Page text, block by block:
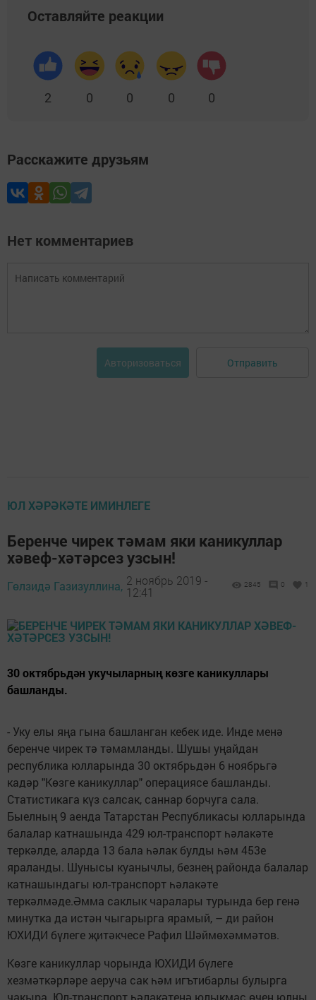
Оставляйте реакции
2 0 0 0 0
Расскажите друзьям
Нет комментариев
Авторизоваться Отправить
ЮЛ ХӘРӘКӘТЕ ИМИНЛЕГЕ
Беренче чирек тәмам яки каникуллар
хәвеф-хәтәрсез узсын!
Гөлзидә Газизуллина, 2 ноябрь 2019 -
12:41
2845 0 1
30 октябрьдән укучыларның көзге каникуллары
башланды.
- Уку елы яңа гына башланган кебек иде. Инде менә
беренче чирек тә тәмамланды. Шушы уңайдан
республика юлларында 30 октябрьдән 6 ноябрьгә
кадәр "Көзге каникуллар" операциясе башланды.
Статистикага күз салсак, саннар борчуга сала.
Быелның 9 аенда Татарстан Республикасы юлларында
балалар катнашында 429 юл-транспорт һәлакәте
теркәлде, аларда 13 бала һәлак булды һәм 453е
яраланды. Шунысы куанычлы, безнең районда балалар
катнашындагы юл-транспорт һәлакәте
теркәлмәде.Әмма саклык чаралары турында бер генә
минутка да истән чыгарырга ярамый, – ди район
ЮХИДИ бүлеге җитәкчесе Рафил Шәймөхәммәтов.
Көзге каникуллар чорында ЮХИДИ бүлеге
хезмәткәрләре аеруча сак һәм игътибарлы булырга
чакыра. Юл-транспорт һәлакәтенә юлыкмас өчен юлны